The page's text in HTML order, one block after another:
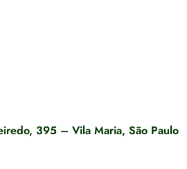
395 – Vila Maria, São Paulo